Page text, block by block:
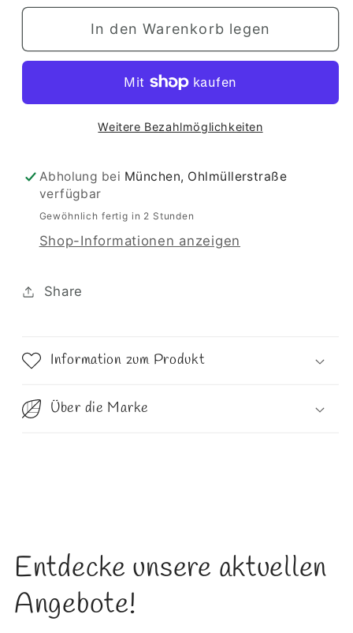
Menge
Playmap
Rainbowland
Menge
für
Playmap
Rainbowland
In den Warenkorb legen
Weitere Bezahlmöglichkeiten
Abholung bei München, Ohlmüllerstraße
verfügbar
Gewöhnlich fertig in 2 Stunden
Shop-Informationen anzeigen
Share
Information zum Produkt
Über die Marke
Entdecke unsere aktuellen
Angebote!